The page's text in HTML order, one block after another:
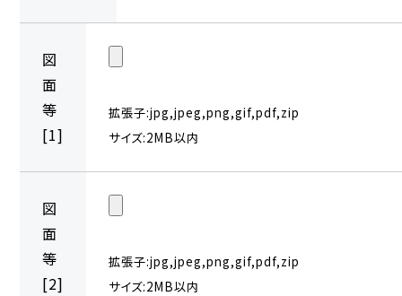
図
面
等
[1]
拡張子:jpg,jpeg,png,gif,pdf,zip
サイズ:2MB以内
図
面
等
[2]
拡張子:jpg,jpeg,png,gif,pdf,zip
サイズ:2MB以内